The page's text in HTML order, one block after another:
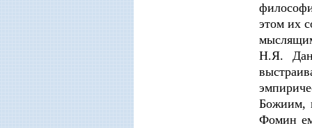
этом их
Н.Я.
Божиим,
Фомин